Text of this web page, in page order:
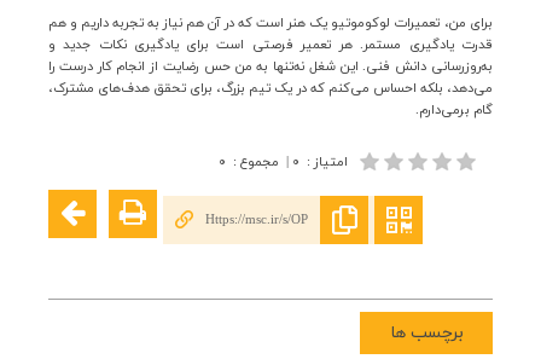
برای من، تعمیرات لوکوموتیو یک هنر است که در آن هم نیاز به تجربه داریم و هم
قدرت یادگیری مستمر. هر تعمیر فرصتی است برای یادگیری نکات جدید و
به‌روزرسانی دانش فنی. این شغل نه‌تنها به من حس رضایت از انجام کار درست را
می‌دهد، بلکه احساس می‌کنم که در یک تیم بزرگ، برای تحقق هدف‌های مشترک،
گام برمی‌دارم.
امتیاز : ۰ | مجموع : ۰
Https://msc.ir/s/OP
برچسب ها